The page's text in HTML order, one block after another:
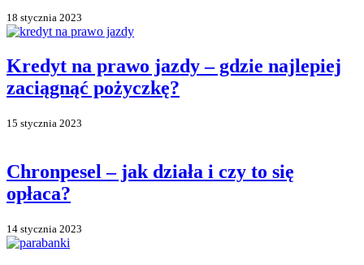
18 stycznia 2023
Kredyt na prawo jazdy – gdzie najlepiej
zaciągnąć pożyczkę?
15 stycznia 2023
Chronpesel – jak działa i czy to się
opłaca?
14 stycznia 2023